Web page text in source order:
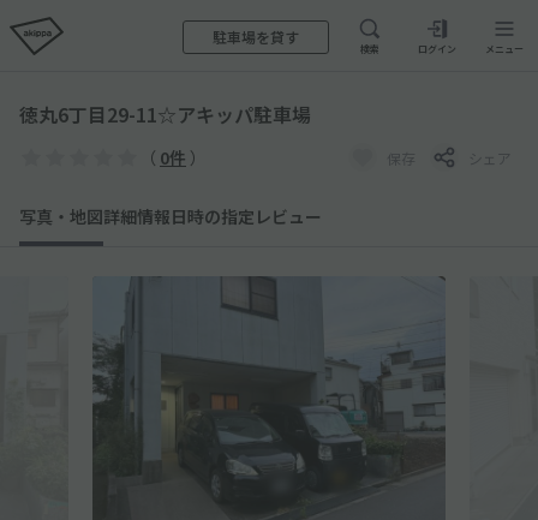
駐車場を貸す
検索 ログイン メニュー
徳丸6丁目29-11☆アキッパ駐車場
（ 0件 ） 保存 シェア
写真・地図詳細情報日時の指定 レビュー